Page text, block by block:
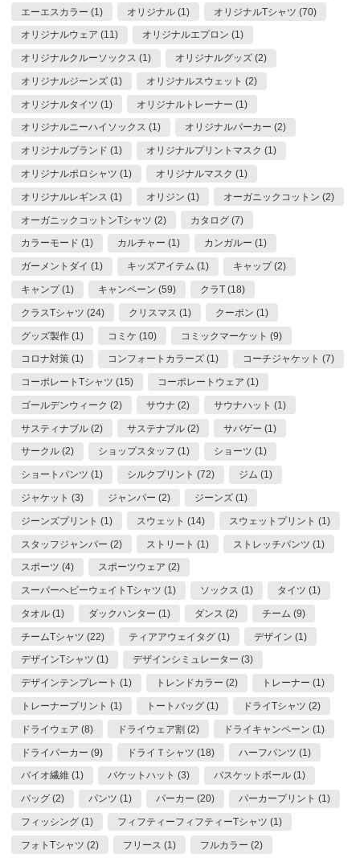
エーエスカラー (1) オリジナル (1) オリジナルTシャツ (70)
オリジナルウェア (11) オリジナルエプロン (1)
オリジナルクルーソックス (1) オリジナルグッズ (2)
オリジナルジーンズ (1) オリジナルスウェット (2)
オリジナルタイツ (1) オリジナルトレーナー (1)
オリジナルニーハイソックス (1) オリジナルパーカー (2)
オリジナルブランド (1) オリジナルプリントマスク (1)
オリジナルポロシャツ (1) オリジナルマスク (1)
オリジナルレギンス (1) オリジン (1) オーガニックコットン (2)
オーガニックコットンTシャツ (2) カタログ (7)
カラーモード (1) カルチャー (1) カンガルー (1)
ガーメントダイ (1) キッズアイテム (1) キャップ (2)
キャンプ (1) キャンペーン (59) クラT (18)
クラスTシャツ (24) クリスマス (1) クーポン (1)
グッズ製作 (1) コミケ (10) コミックマーケット (9)
コロナ対策 (1) コンフォートカラーズ (1) コーチジャケット (7)
コーポレートTシャツ (15) コーポレートウェア (1)
ゴールデンウィーク (2) サウナ (2) サウナハット (1)
サスティナブル (2) サステナブル (2) サバゲー (1)
サークル (2) ショップスタッフ (1) ショーツ (1)
ショートパンツ (1) シルクプリント (72) ジム (1)
ジャケット (3) ジャンパー (2) ジーンズ (1)
ジーンズプリント (1) スウェット (14) スウェットプリント (1)
スタッフジャンパー (2) ストリート (1) ストレッチパンツ (1)
スポーツ (4) スポーツウェア (2)
スーパーヘビーウェイトTシャツ (1) ソックス (1) タイツ (1)
タオル (1) ダックハンター (1) ダンス (2) チーム (9)
チームTシャツ (22) ティアアウェイタグ (1) デザイン (1)
デザインTシャツ (1) デザインシミュレーター (3)
デザインテンプレート (1) トレンドカラー (2) トレーナー (1)
トレーナープリント (1) トートバッグ (1) ドライTシャツ (2)
ドライウェア (8) ドライウェア割 (2) ドライキャンペーン (1)
ドライパーカー (9) ドライＴシャツ (18) ハーフパンツ (1)
バイオ繊維 (1) バケットハット (3) バスケットボール (1)
バッグ (2) パンツ (1) パーカー (20) パーカープリント (1)
フィッシング (1) フィフティーフィフティーTシャツ (1)
フォトTシャツ (2) フリース (1) フルカラー (2)